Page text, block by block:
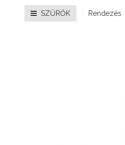
SZŰRŐK Rendezés